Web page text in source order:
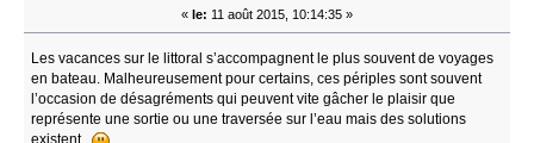
« le: 11 août 2015, 10:14:35 »
Les vacances sur le littoral s’accompagnent le plus souvent de voyages
en bateau. Malheureusement pour certains, ces périples sont souvent
l’occasion de désagréments qui peuvent vite gâcher le plaisir que
représente une sortie ou une traversée sur l’eau mais des solutions
existent.